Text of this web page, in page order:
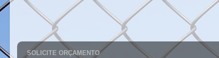
SOLICITE ORÇAMENTO